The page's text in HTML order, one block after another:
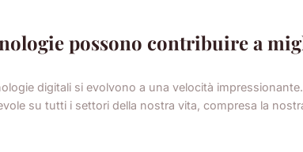
possono contribuire a
digitali si evolvono a una velocità
su tutti i settori della nostra vita, compresa la